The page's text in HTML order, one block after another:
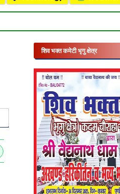
शिव भक्त कमेटी भृगु क्षेत्र